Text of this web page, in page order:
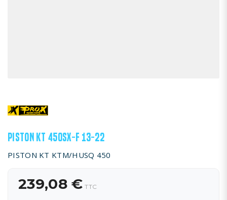
PISTON KT 450SX-F 13-22
PISTON KT KTM/HUSQ 450
239,08 € TTC